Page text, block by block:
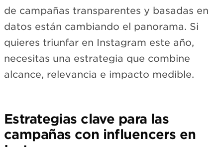
de campañas transparentes y basadas en
datos están cambiando el panorama. Si
quieres triunfar en Instagram este año,
necesitas una estrategia que combine
alcance, relevancia e impacto medible.
Estrategias clave para las
campañas con influencers en